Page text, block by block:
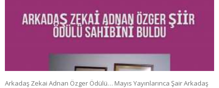
Arkadaş Zekai Adnan Özger Ödülü… Mayıs Yayınlarınca Şair Arkadaş